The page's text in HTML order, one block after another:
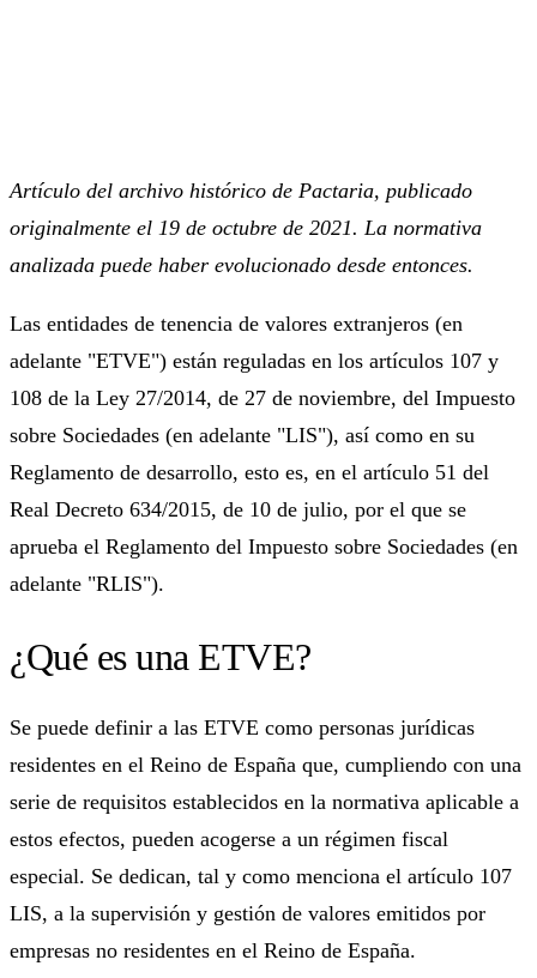
Artículo del archivo histórico de Pactaria, publicado
originalmente el 19 de octubre de 2021. La normativa
analizada puede haber evolucionado desde entonces.
Las entidades de tenencia de valores extranjeros (en
adelante "ETVE") están reguladas en los artículos 107 y
108 de la Ley 27/2014, de 27 de noviembre, del Impuesto
sobre Sociedades (en adelante "LIS"), así como en su
Reglamento de desarrollo, esto es, en el artículo 51 del
Real Decreto 634/2015, de 10 de julio, por el que se
aprueba el Reglamento del Impuesto sobre Sociedades (en
adelante "RLIS").
¿Qué es una ETVE?
Se puede definir a las ETVE como personas jurídicas
residentes en el Reino de España que, cumpliendo con una
serie de requisitos establecidos en la normativa aplicable a
estos efectos, pueden acogerse a un régimen fiscal
especial. Se dedican, tal y como menciona el artículo 107
LIS, a la supervisión y gestión de valores emitidos por
empresas no residentes en el Reino de España.